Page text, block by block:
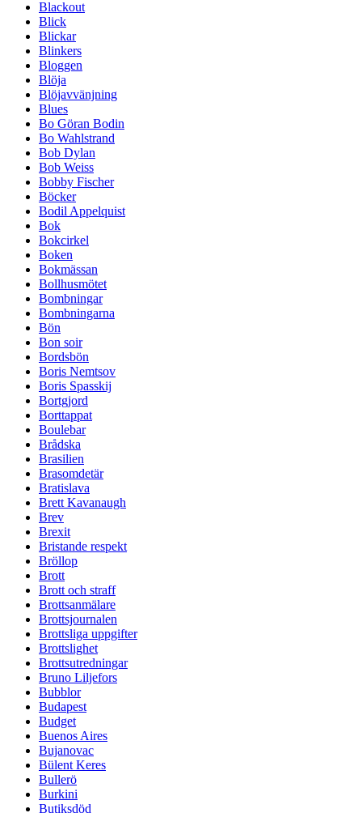
Blackout
Blick
Blickar
Blinkers
Bloggen
Blöja
Blöjavvänjning
Blues
Bo Göran Bodin
Bo Wahlstrand
Bob Dylan
Bob Weiss
Bobby Fischer
Böcker
Bodil Appelquist
Bok
Bokcirkel
Boken
Bokmässan
Bollhusmötet
Bombningar
Bombningarna
Bön
Bon soir
Bordsbön
Boris Nemtsov
Boris Spasskij
Bortgjord
Borttappat
Boulebar
Brådska
Brasilien
Brasomdetär
Bratislava
Brett Kavanaugh
Brev
Brexit
Bristande respekt
Bröllop
Brott
Brott och straff
Brottsanmälare
Brottsjournalen
Brottsliga uppgifter
Brottslighet
Brottsutredningar
Bruno Liljefors
Bubblor
Budapest
Budget
Buenos Aires
Bujanovac
Bülent Keres
Bullerö
Burkini
Butiksdöd